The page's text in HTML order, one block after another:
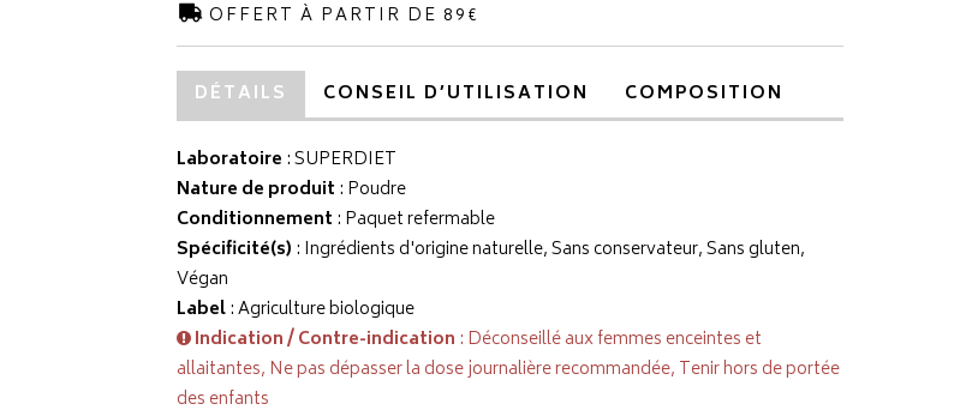
OFFERT À PARTIR DE 89€
DÉTAILS CONSEIL D’UTILISATION COMPOSITION
Laboratoire :SUPERDIET
Nature de produit : Poudre
Conditionnement : Paquet refermable
Spécificité(s) : Ingrédients d'origine naturelle, Sans conservateur, Sans gluten,
Végan
Label: Agriculture biologique
Indication / Contre-indication : Déconseillé aux femmes enceintes et
allaitantes, Ne pas dépasser la dose journalière recommandée, Tenir hors de portée
des enfants